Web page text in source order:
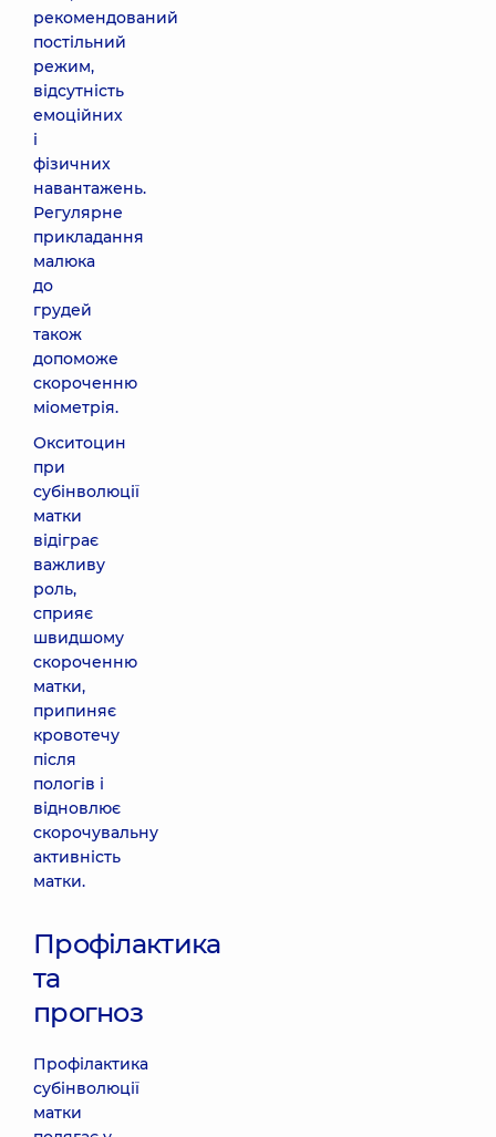
рекомендований
постільний
режим,
відсутність
емоційних
і
фізичних
навантажень.
Регулярне
прикладання
малюка
до
грудей
також
допоможе
скороченню
міометрія.
Окситоцин
при
субінволюції
матки
відіграє
важливу
роль,
сприяє
швидшому
скороченню
матки,
припиняє
кровотечу
після
пологів і
відновлює
скорочувальну
активність
матки.
Профілактика
та
прогноз
Профілактика
субінволюції
матки